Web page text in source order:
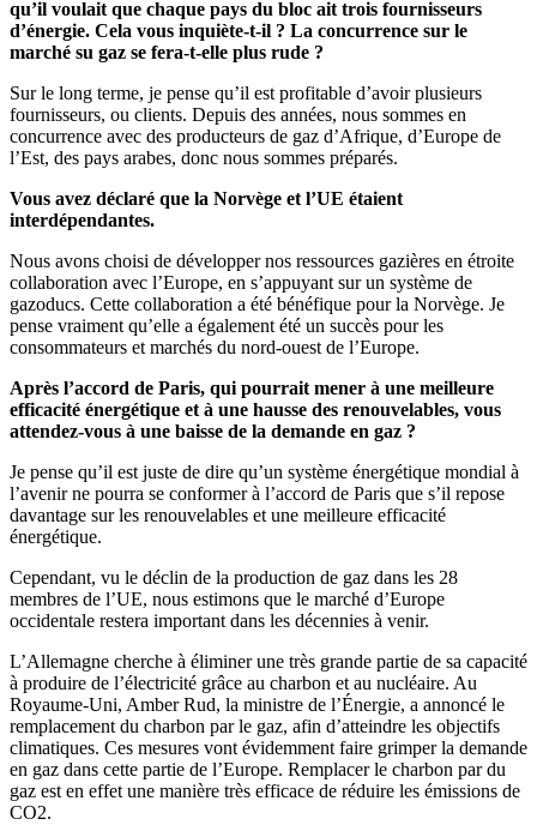
qu’il voulait que chaque pays du bloc ait trois fournisseurs
d’énergie. Cela vous inquiète-t-il ? La concurrence sur le
marché su gaz se fera-t-elle plus rude ?
Sur le long terme, je pense qu’il est profitable d’avoir plusieurs
fournisseurs, ou clients. Depuis des années, nous sommes en
concurrence avec des producteurs de gaz d’Afrique, d’Europe de
l’Est, des pays arabes, donc nous sommes préparés.
Vous avez déclaré que la Norvège et l’UE étaient
interdépendantes.
Nous avons choisi de développer nos ressources gazières en étroite
collaboration avec l’Europe, en s’appuyant sur un système de
gazoducs. Cette collaboration a été bénéfique pour la Norvège. Je
pense vraiment qu’elle a également été un succès pour les
consommateurs et marchés du nord-ouest de l’Europe.
Après l’accord de Paris, qui pourrait mener à une meilleure
efficacité énergétique et à une hausse des renouvelables, vous
attendez-vous à une baisse de la demande en gaz ?
Je pense qu’il est juste de dire qu’un système énergétique mondial à
l’avenir ne pourra se conformer à l’accord de Paris que s’il repose
davantage sur les renouvelables et une meilleure efficacité
énergétique.
Cependant, vu le déclin de la production de gaz dans les 28
membres de l’UE, nous estimons que le marché d’Europe
occidentale restera important dans les décennies à venir.
L’Allemagne cherche à éliminer une très grande partie de sa capacité
à produire de l’électricité grâce au charbon et au nucléaire. Au
Royaume-Uni, Amber Rud, la ministre de l’Énergie, a annoncé le
remplacement du charbon par le gaz, afin d’atteindre les objectifs
climatiques. Ces mesures vont évidemment faire grimper la demande
en gaz dans cette partie de l’Europe. Remplacer le charbon par du
gaz est en effet une manière très efficace de réduire les émissions de
CO2.